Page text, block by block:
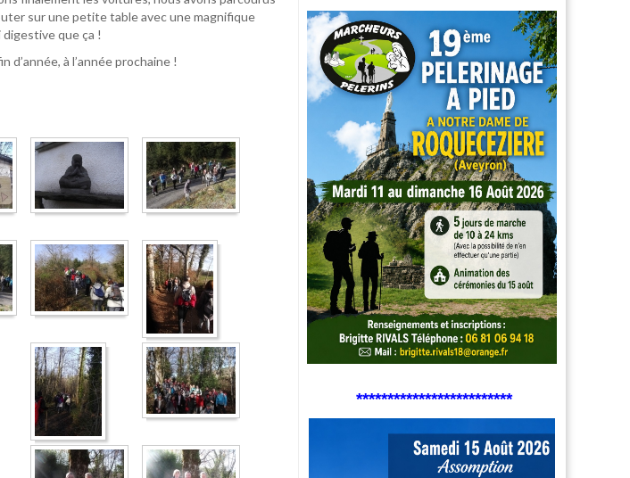
sur une petite table avec une magnifique
que ça !
à l’année prochaine !
*************************